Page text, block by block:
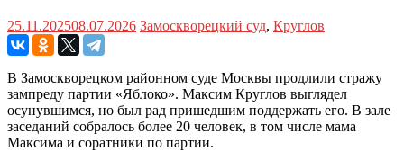
25.11.202508.07.2026 Замоскворецкий суд, Круглов
В Замоскворецком районном суде Москвы продлили стражу
зампреду партии «Яблоко». Максим Круглов выглядел
осунувшимся, но был рад пришедшим поддержать его. В зале
заседаний собралось более 20 человек, в том числе мама
Максима и соратники по партии.